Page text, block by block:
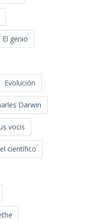
El genio
Evolución
Darwin
vocis
científico